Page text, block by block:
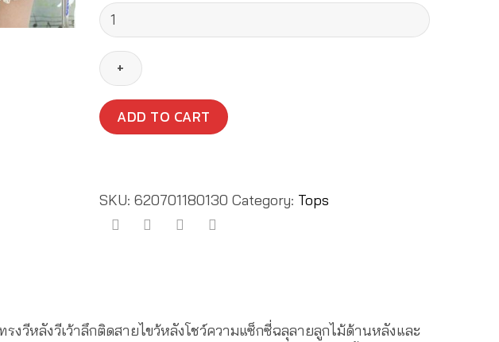
เสื้อ
ลูกไม้
แขน
กุด-620701180130
quantity
ADD TO CART
SKU:620701180130 Category: Tops
งวีหลังวีเว้าลึกติดสายไขว้หลังโชว์ความแซ็กซี่ฉลุลายลูกไม้ด้านหลังและ